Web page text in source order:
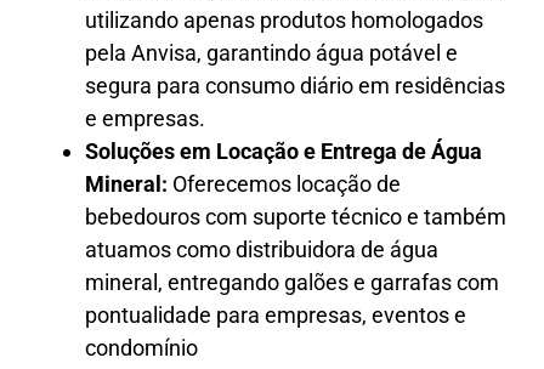
utilizando apenas produtos homologados
pela Anvisa, garantindo água potável e
segura para consumo diário em residências
e empresas.
Soluções em Locação e Entrega de Água
Mineral: Oferecemos locação de
bebedouros com suporte técnico e também
atuamos como distribuidora de água
mineral, entregando galões e garrafas com
pontualidade para empresas, eventos e
condomínio